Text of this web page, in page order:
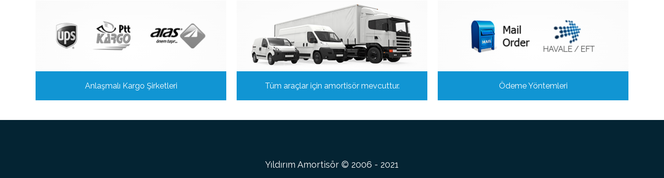
Anlaşmalı Kargo Şirketleri Tüm araçlar için amortisör mevcuttur. Ödeme Yöntemleri
Yıldırım Amortisör © 2006 - 2021